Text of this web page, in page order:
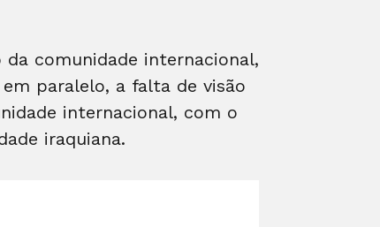
comunidade internacional,
paralelo, a falta de visão
internacional, com o
iraquiana.